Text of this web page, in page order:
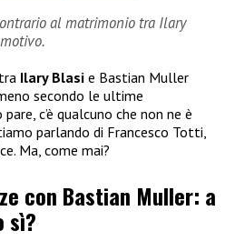
al matrimonio tra Ilary
Ilary Blasi e Bastian Muller
secondo le ultime
c’è qualcuno che non ne è
parlando di Francesco Totti,
Ma, come mai?
con Bastian Muller: a
sì?